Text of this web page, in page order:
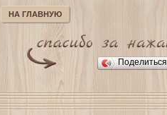
НА ГЛАВНУЮ